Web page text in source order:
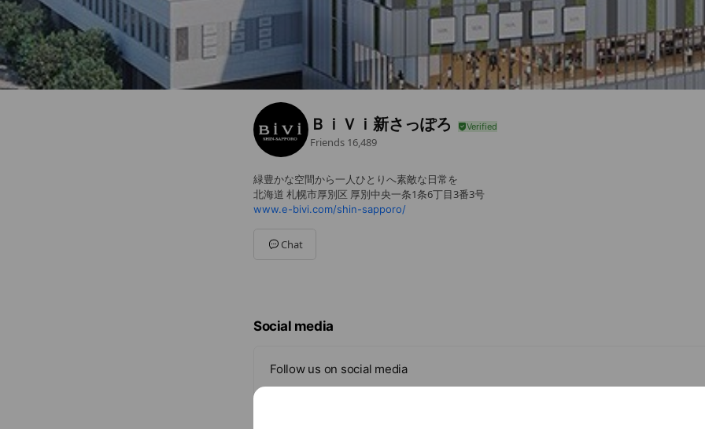
ＢｉＶｉ新さっぽろ
Friends 16,489
緑豊かな空間から一人ひとりへ素敵な日常を
北海道 札幌市厚別区 厚別中央一条1条6丁目3番3号
www.e-bivi.com/shin-sapporo/
Chat
Social media
Follow us on social media